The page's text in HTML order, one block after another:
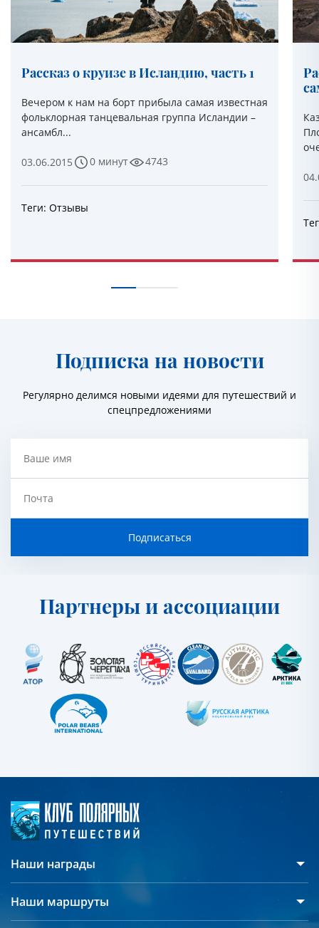
Рассказ о круизе в Исландию, часть 1
Вечером к нам на борт прибыла самая известная
фольклорная танцевальная группа Исландии –
ансамбл...
03.06.2015 0 минут 4743
Теги: Отзывы
Подписка на новости
Регулярно делимся новыми идеями для путешествий и
спецпредложениями
Ваше имя
Почта
Подписаться
Партнеры и ассоциации
Наши награды
Наши маршруты